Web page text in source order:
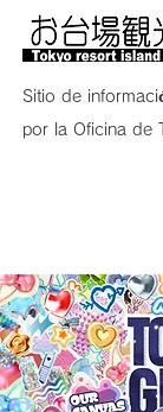
Sitio de
por la Oficina de